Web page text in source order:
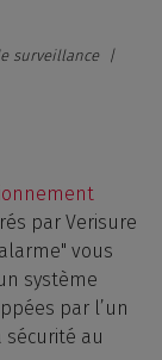
surveillance
par Verisure
vous
système
par l’un
au